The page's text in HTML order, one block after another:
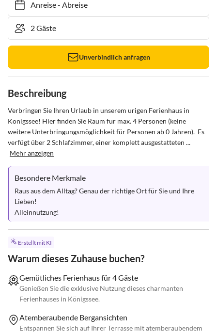
Anreise- Abreise
Unverbindlich anfragen
Beschreibung
Verbringen Sie Ihren Urlaub in unserem urigen Ferienhaus in
Königssee! Hier finden Sie Raum für max. 4 Personen (keine
weitere Unterbringungsmöglichkeit für Personen ab 0 Jahren).  Es
verfügt über 2 Schlafzimmer, einer komplett ausgestatteten ...
Mehr anzeigen
Besondere Merkmale
Raus aus dem Alltag? Genau der richtige Ort für Sie und Ihre
Lieben!
Alleinnutzung!
Erstellt mit KI
Warum dieses Zuhause buchen?
Gemütliches Ferienhaus für 4 Gäste
Genießen Sie die exklusive Nutzung dieses charmanten
Ferienhauses in Königssee.
Atemberaubende Bergansichten
Entspannen Sie sich auf Ihrer Terrasse mit atemberaubendem